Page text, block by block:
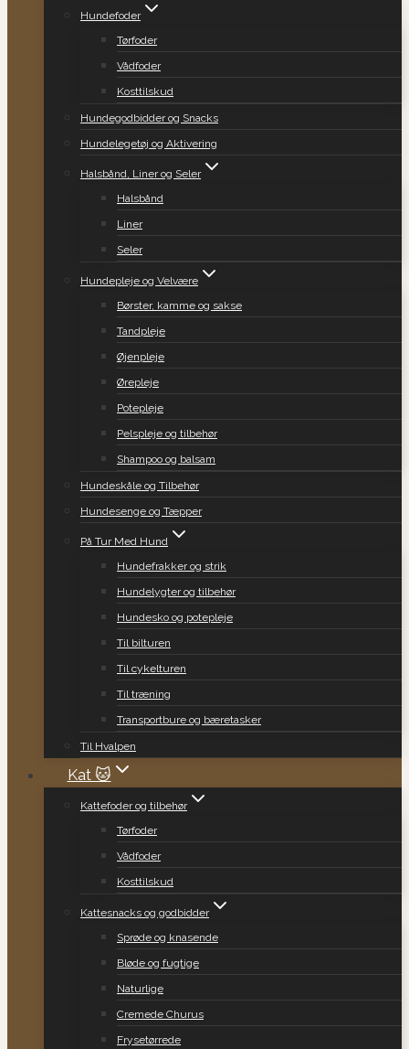
Hundefoder
Tørfoder
Vådfoder
Kosttilskud
Hundegodbidder og Snacks
Hundelegetøj og Aktivering
Halsbånd, Liner og Seler
Halsbånd
Liner
Seler
Hundepleje og Velvære
Børster, kamme og sakse
Tandpleje
Øjenpleje
Ørepleje
Potepleje
Pelspleje og tilbehør
Shampoo og balsam
Hundeskåle og Tilbehør
Hundesenge og Tæpper
På Tur Med Hund
Hundefrakker og strik
Hundelygter og tilbehør
Hundesko og potepleje
Til bilturen
Til cykelturen
Til træning
Transportbure og bæretasker
Til Hvalpen
Kat 🐱
Kattefoder og tilbehør
Tørfoder
Vådfoder
Kosttilskud
Kattesnacks og godbidder
Sprøde og knasende
Bløde og fugtige
Naturlige
Cremede Churus
Frysetørrede